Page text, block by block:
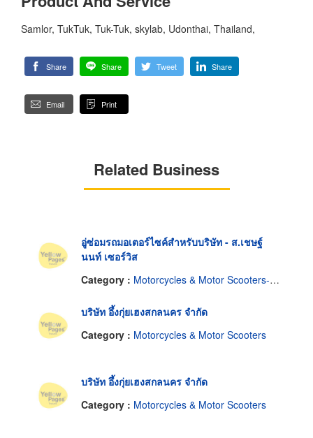
Samlor, TukTuk, Tuk-Tuk, skylab, Udonthai, Thailand,
Share Share Tweet Share
Email Print
Related Business
อู่ซ่อมรถมอเตอร์ไซค์สำหรับบริษัท - ส.เชษฐ์
นนท์ เซอร์วิส
Category : Motorcycles & Motor Scooters-Repairing
บริษัท อึ้งกุ่ยเฮงสกลนคร จำกัด
Category : Motorcycles & Motor Scooters
บริษัท อึ้งกุ่ยเฮงสกลนคร จำกัด
Category : Motorcycles & Motor Scooters